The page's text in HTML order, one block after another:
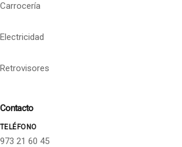
Carrocería
Electricidad
Retrovisores
Contacto
TELÉFONO
973 21 60 45